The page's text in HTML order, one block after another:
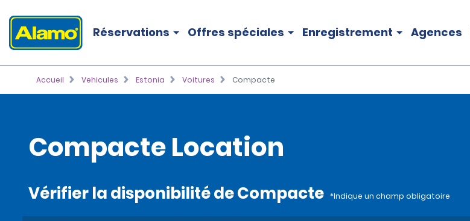
Réservations Offres spéciales Enregistrement Agences
Accueil Vehicules Estonia Voitures Compacte
Compacte Location
Vérifier la disponibilité de Compacte *Indique un champ obligatoire